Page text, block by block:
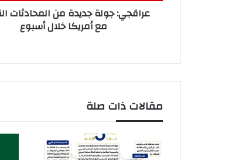
عراقجي: جولة جديدة من المحادثات
مع أمريكا خلال أسبوع
مقالات ذات صلة